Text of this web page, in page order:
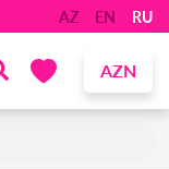
AZ EN RU
AZN